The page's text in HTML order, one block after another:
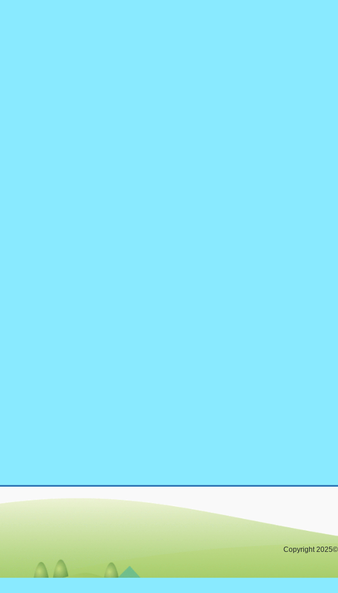
Copyright 2025©